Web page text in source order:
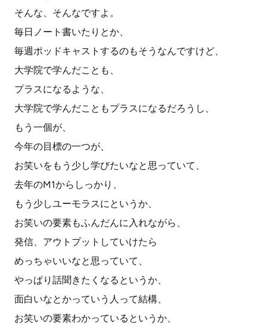
そんな、そんなですよ。
毎日ノート書いたりとか、
毎週ポッドキャストするのもそうなんですけど、
大学院で学んだことも、
プラスになるような、
大学院で学んだこともプラスになるだろうし、
もう一個が、
今年の目標の一つが、
お笑いをもう少し学びたいなと思っていて、
去年のM1からしっかり、
もう少しユーモラスにというか、
お笑いの要素もふんだんに入れながら、
発信、アウトプットしていけたら
めっちゃいいなと思っていて、
やっぱり話聞きたくなるというか、
面白いなとかっていう人って結構、
お笑いの要素わかっているというか、